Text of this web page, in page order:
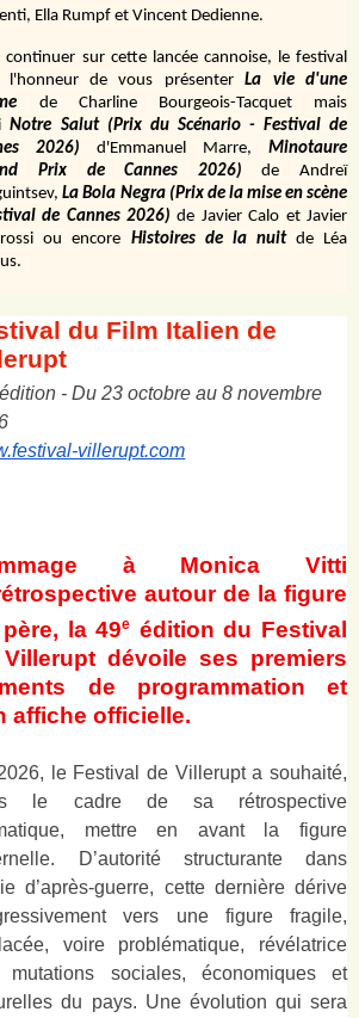
Ella Rumpf et Vincent Dedienne.
continuer sur cette lancée cannoise, le festival
l'honneur de vous présenter
La vie d'une
de Charline Bourgeois-Tacquet
mais
Notre Salut (Prix du Scénario - Festival de
2026)
d'Emmanuel Marre,
Minotaure
Prix de Cannes 2026)
de Andreï
La Bola Negra (Prix de la mise en scène
de Cannes 2026) de Javier Calo et Javier
ou encore Histoires de la nuit de Léa
du Film Italien de
édition - Du 23 octobre au 8 novembre
6
villerupt.com
à Monica Vitti
autour de la figure
la 49e édition du Festival
dévoile ses premiers
de programmation et
affiche officielle.
le Festival de Villerupt a souhaité,
le cadre de sa rétrospective
mettre en avant la figure
D’autorité structurante dans
d’après-guerre, cette dernière dérive
vers une figure fragile,
voire problématique, révélatrice
mutations sociales, économiques et
du pays. Une évolution qui sera